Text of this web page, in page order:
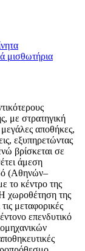
μισθωτήρια
με στρατηγική
αποθήκες,
εξυπηρετώντας
βρίσκεται σε
άμεση
(Αθηνών–
το κέντρο της
Η χωροθέτηση της
μεταφορικές
επενδυτικό